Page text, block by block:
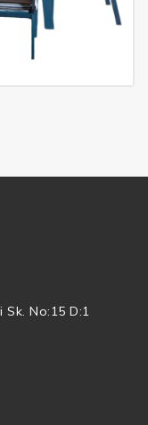
Sk. No:15 D:1